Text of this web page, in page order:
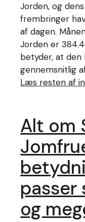
Jorden, og
frembringer
af dagen.
Jorden er
betyder, at den
gennemsnitlig
Læs resten af
Alt om
passer
og